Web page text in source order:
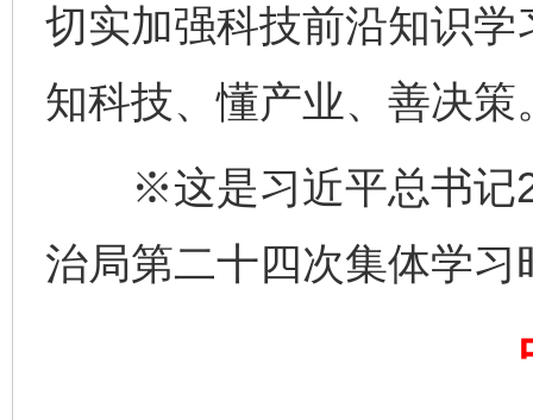
切实加强科技前沿知识
知科技、懂产业、善决策
※这是习近平总书记
治局第二十四次集体学